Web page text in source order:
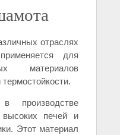
отраслях
для
материалов
производстве
печей и
Этот материал